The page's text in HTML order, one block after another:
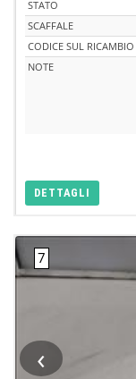
STATO
SCAFFALE
CODICE SUL RICAMBIO
NOTE
DETTAGLI
‹